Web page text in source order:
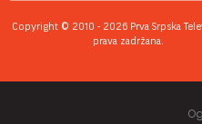
Copyright © 2010 - 2026 Prva Srpska
prava zadržana.